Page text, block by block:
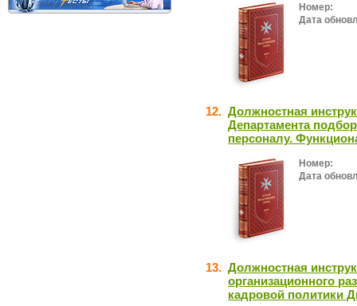
Номер:
Дата
12. Должностная
Департамента
персоналу.
Номер:
Дата
13. Должностная
организационного
кадровой политики